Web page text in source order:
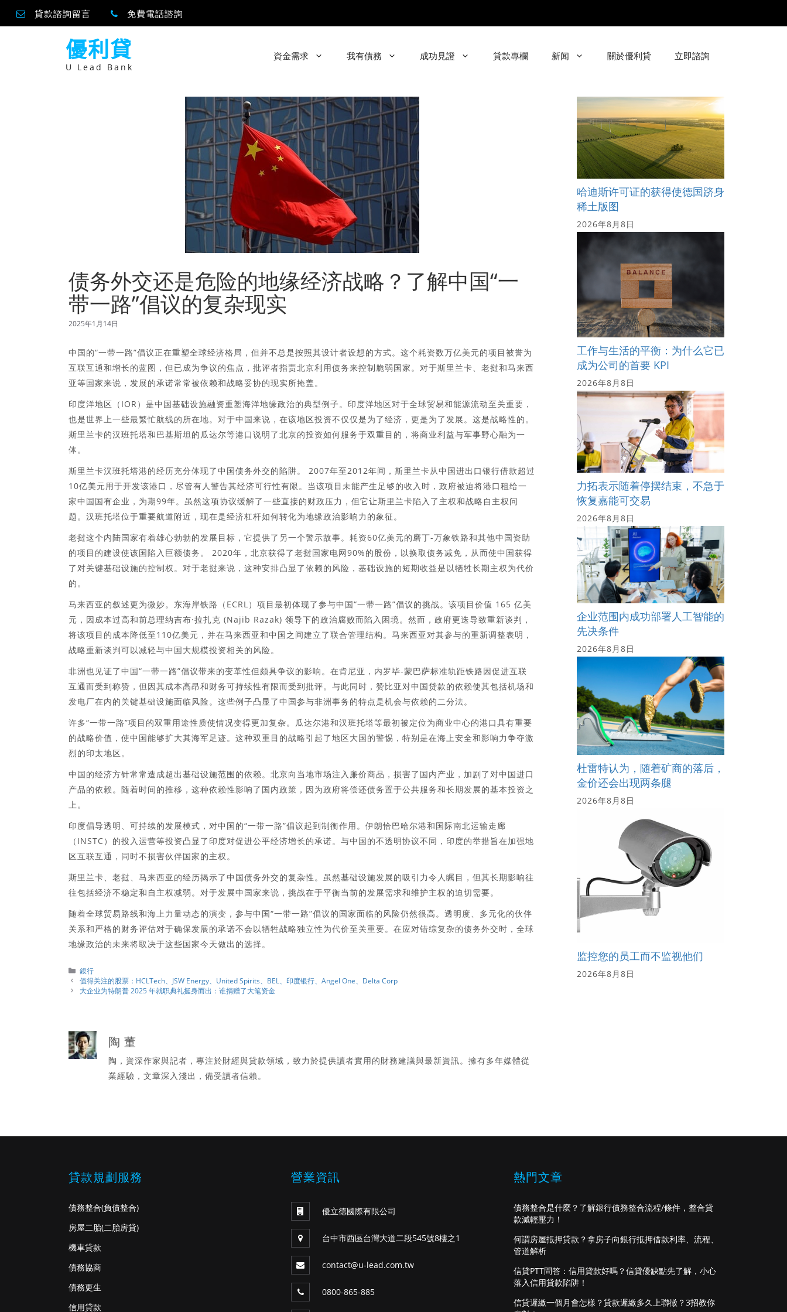
貸款諮詢留言 免費電話諮詢
優利貸
U Lead Bank
資金需求 我有債務 成功見證 貸款專欄 新闻 關於優利貸 立即諮詢
债务外交还是危险的地缘经济战略？了解中国“一
带一路”倡议的复杂现实
2025年1月14日
中国的“一带一路”倡议正在重塑全球经济格局，但并不总是按照其设计者设想的方式。这个耗资数万亿美元的项目被誉为
互联互通和增长的蓝图，但已成为争议的焦点，批评者指责北京利用债务来控制脆弱国家。对于斯里兰卡、老挝和马来西
亚等国家来说，发展的承诺常常被依赖和战略妥协的现实所掩盖。
印度洋地区（IOR）是中国基础设施融资重塑海洋地缘政治的典型例子。印度洋地区对于全球贸易和能源流动至关重要，
也是世界上一些最繁忙航线的所在地。对于中国来说，在该地区投资不仅仅是为了经济，更是为了发展。这是战略性的。
斯里兰卡的汉班托塔和巴基斯坦的瓜达尔等港口说明了北京的投资如何服务于双重目的，将商业利益与军事野心融为一
体。
斯里兰卡汉班托塔港的经历充分体现了中国债务外交的陷阱。 2007年至2012年间，斯里兰卡从中国进出口银行借款超过
10亿美元用于开发该港口，尽管有人警告其经济可行性有限。当该项目未能产生足够的收入时，政府被迫将港口租给一
家中国国有企业，为期99年。虽然这项协议缓解了一些直接的财政压力，但它让斯里兰卡陷入了主权和战略自主权问
题。汉班托塔位于重要航道附近，现在是经济杠杆如何转化为地缘政治影响力的象征。
老挝这个内陆国家有着雄心勃勃的发展目标，它提供了另一个警示故事。耗资60亿美元的磨丁-万象铁路和其他中国资助
的项目的建设使该国陷入巨额债务。 2020年，北京获得了老挝国家电网90%的股份，以换取债务减免，从而使中国获得
了对关键基础设施的控制权。对于老挝来说，这种安排凸显了依赖的风险，基础设施的短期收益是以牺牲长期主权为代价
的。
马来西亚的叙述更为微妙。东海岸铁路（ECRL）项目最初体现了参与中国“一带一路”倡议的挑战。该项目价值 165 亿美
元，因成本过高和前总理纳吉布·拉扎克 (Najib Razak) 领导下的政治腐败而陷入困境。然而，政府更迭导致重新谈判，
将该项目的成本降低至110亿美元，并在马来西亚和中国之间建立了联合管理结构。马来西亚对其参与的重新调整表明，
战略重新谈判可以减轻与中国大规模投资相关的风险。
非洲也见证了中国“一带一路”倡议带来的变革性但颇具争议的影响。在肯尼亚，内罗毕-蒙巴萨标准轨距铁路因促进互联
互通而受到称赞，但因其成本高昂和财务可持续性有限而受到批评。与此同时，赞比亚对中国贷款的依赖使其包括机场和
发电厂在内的关键基础设施面临风险。这些例子凸显了中国参与非洲事务的特点是机会与依赖的二分法。
许多“一带一路”项目的双重用途性质使情况变得更加复杂。瓜达尔港和汉班托塔等最初被定位为商业中心的港口具有重要
的战略价值，使中国能够扩大其海军足迹。这种双重目的战略引起了地区大国的警惕，特别是在海上安全和影响力争夺激
烈的印太地区。
中国的经济方针常常造成超出基础设施范围的依赖。北京向当地市场注入廉价商品，损害了国内产业，加剧了对中国进口
产品的依赖。随着时间的推移，这种依赖性影响了国内政策，因为政府将偿还债务置于公共服务和长期发展的基本投资之
上。
印度倡导透明、可持续的发展模式，对中国的“一带一路”倡议起到制衡作用。伊朗恰巴哈尔港和国际南北运输走廊
（INSTC）的投入运营等投资凸显了印度对促进公平经济增长的承诺。与中国的不透明协议不同，印度的举措旨在加强地
区互联互通，同时不损害伙伴国家的主权。
斯里兰卡、老挝、马来西亚的经历揭示了中国债务外交的复杂性。虽然基础设施发展的吸引力令人瞩目，但其长期影响往
往包括经济不稳定和自主权减弱。对于发展中国家来说，挑战在于平衡当前的发展需求和维护主权的迫切需要。
随着全球贸易路线和海上力量动态的演变，参与中国“一带一路”倡议的国家面临的风险仍然很高。透明度、多元化的伙伴
关系和严格的财务评估对于确保发展的承诺不会以牺牲战略独立性为代价至关重要。在应对错综复杂的债务外交时，全球
地缘政治的未来将取决于这些国家今天做出的选择。
分
類
銀行
值得关注的股票：HCLTech、JSW Energy、United Spirits、BEL、印度银行、Angel One、Delta Corp
大企业为特朗普 2025 年就职典礼挺身而出：谁捐赠了大笔资金
陶 董
陶，資深作家與記者，專注於財經與貸款領域，致力於提供讀者實用的財務建議與最新資訊。擁有多年媒體從
業經驗，文章深入淺出，備受讀者信賴。
哈迪斯许可证的获得使德国跻身
稀土版图
2026年8月8日
工作与生活的平衡：为什么它已
成为公司的首要 KPI
2026年8月8日
力拓表示随着停摆结束，不急于
恢复嘉能可交易
2026年8月8日
企业范围内成功部署人工智能的
先决条件
2026年8月8日
杜雷特认为，随着矿商的落后，
金价还会出现两条腿
2026年8月8日
监控您的员工而不监视他们
2026年8月8日
貸款規劃服務
債務整合(負債整合)
房屋二胎(二胎房貸)
機車貸款
債務協商
債務更生
信用貸款
營業資訊
優立德國際有限公司
台中市西區台灣大道二段545號8樓之1
contact@u-lead.com.tw
0800-865-885
熱門文章
債務整合是什麼？了解銀行債務整合流程/條件，整合貸
款減輕壓力！
何謂房屋抵押貸款？拿房子向銀行抵押借款利率、流程、
管道解析
信貸PTT問答：信用貸款好嗎？信貸優缺點先了解，小心
落入信用貸款陷阱！
信貸遲繳一個月會怎樣？貸款遲繳多久上聯徵？3招教你